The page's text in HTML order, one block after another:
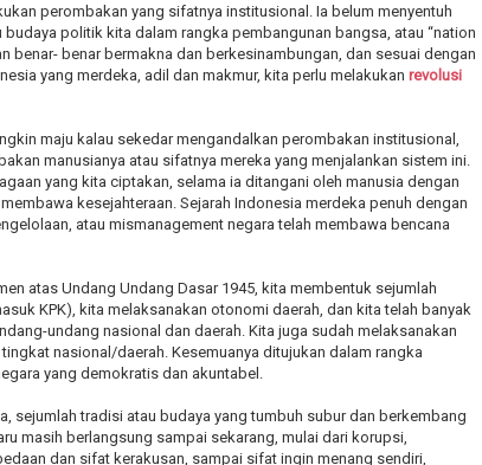
perombakan yang sifatnya institusional. Ia belum menyentuh
politik kita dalam rangka pembangunan bangsa, atau “nation
benar- benar bermakna dan berkesinambungan, dan sesuai dengan
yang merdeka, adil dan makmur, kita perlu melakukan revolusi
maju kalau sekedar mengandalkan perombakan institusional,
manusianya atau sifatnya mereka yang menjalankan sistem ini.
yang kita ciptakan, selama ia ditangani oleh manusia dengan
kesejahteraan. Sejarah Indonesia merdeka penuh dengan
atau mismanagement negara telah membawa bencana
atas Undang Undang Dasar 1945, kita membentuk sejumlah
KPK), kita melaksanakan otonomi daerah, dan kita telah banyak
undang nasional dan daerah. Kita juga sudah melaksanakan
nasional/daerah. Kesemuanya ditujukan dalam rangka
yang demokratis dan akuntabel.
sejumlah tradisi atau budaya yang tumbuh subur dan berkembang
masih berlangsung sampai sekarang, mulai dari korupsi,
dan sifat kerakusan, sampai sifat ingin menang sendiri,